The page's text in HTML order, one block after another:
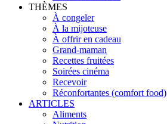
THÈMES
À congeler
À la mijoteuse
À offrir en cadeau
Grand-maman
Recettes fruitées
Soirées cinéma
Recevoir
Réconfortantes (comfort food)
ARTICLES
Aliments